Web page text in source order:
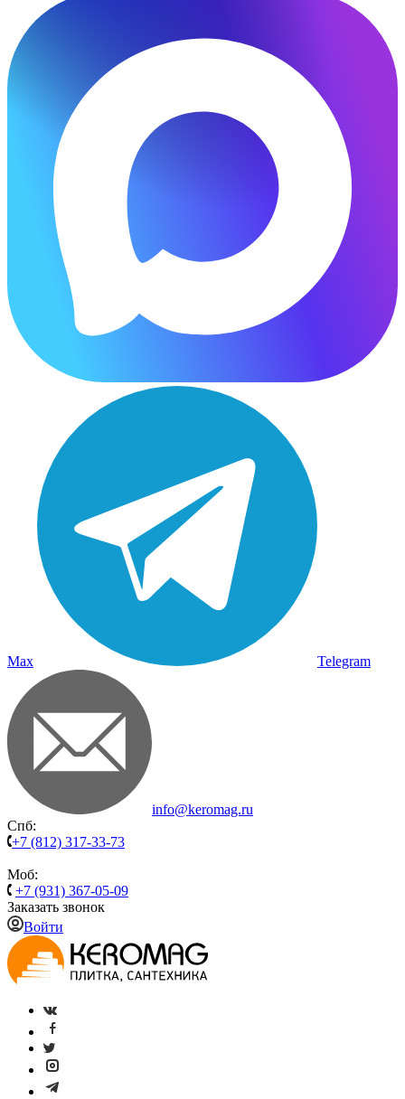
Max Telegram
info@keromag.ru
Спб:
+7 (812) 317-33-73
Моб:
+7 (931) 367-05-09
Заказать звонок
Войти